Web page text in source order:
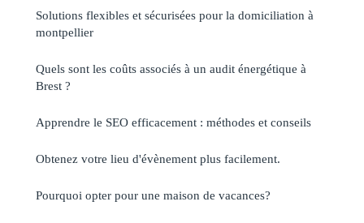
Solutions flexibles et sécurisées pour la domiciliation à
montpellier
Quels sont les coûts associés à un audit énergétique à
Brest ?
Apprendre le SEO efficacement : méthodes et conseils
Obtenez votre lieu d'évènement plus facilement.
Pourquoi opter pour une maison de vacances?